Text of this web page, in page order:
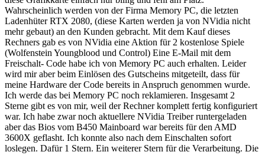
Wahrscheinlich werden von der Firma Memory PC, die letzten
Ladenhüter RTX 2080, (diese Karten werden ja von NVidia nicht
mehr gebaut) an den Kunden gebracht. Mit dem Kauf dieses
Rechners gab es von NVidia eine Aktion für 2 kostenlose Spiele
(Wolfenstein Youngblood und Control) Eine E-Mail mit dem
Freischalt- Code habe ich von Memory PC auch erhalten. Leider
wird mir aber beim Einlösen des Gutscheins mitgeteilt, dass für
meine Hardware der Code bereits in Anspruch genommen wurde.
Ich werde das bei Memory PC noch reklamieren. Insgesamt 2
Sterne gibt es von mir, weil der Rechner komplett fertig konfiguriert
war. Ich habe zwar noch aktuellere NVidia Treiber runtergeladen
aber das Bios vom B450 Mainboard war bereits für den AMD
3600X geflasht. Ich konnte also nach dem Einschalten sofort
loslegen. Dafür 1 Stern. Ein weiterer Stern für die Verarbeitung. Die